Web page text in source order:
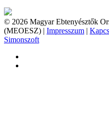
© 2026 Magyar Ebtenyésztők
(MEOESZ) | Impresszum |
Simonszoft